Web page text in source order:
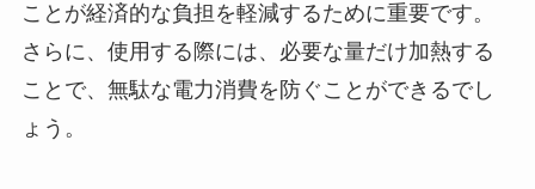
ことが経済的な負担を軽減するために重要です。
さらに、使用する際には、必要な量だけ加熱する
ことで、無駄な電力消費を防ぐことができるでし
ょう。